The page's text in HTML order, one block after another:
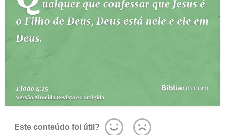
Este conteúdo foi útil?